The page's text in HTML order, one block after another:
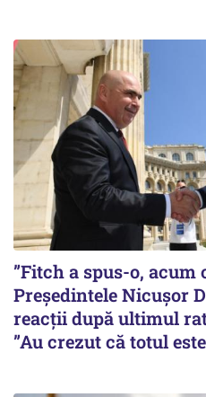
”Fitch a spus-o, acum
Președintele Nicușor
reacții după ultimul
”Au crezut că totul